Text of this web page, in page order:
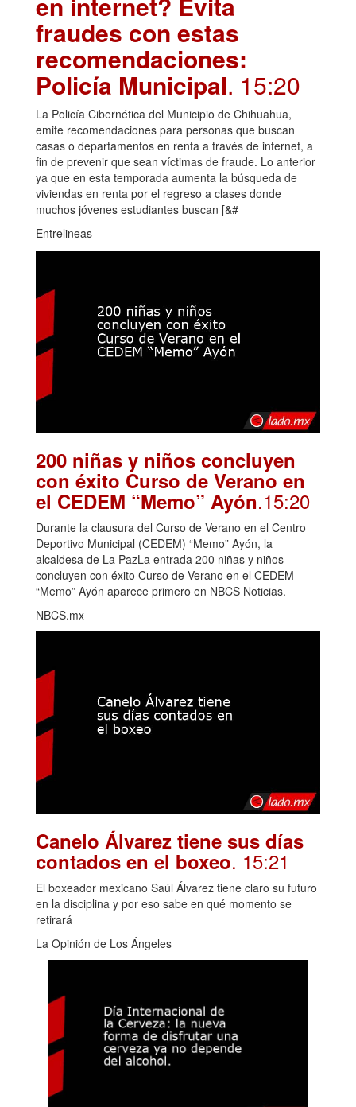
fraudes con estas
recomendaciones:
Policía Municipal. 15:20
La Policía Cibernética del Municipio de Chihuahua,
emite recomendaciones para personas que buscan
casas o departamentos en renta a través de internet, a
fin de prevenir que sean víctimas de fraude. Lo anterior
ya que en esta temporada aumenta la búsqueda de
viviendas en renta por el regreso a clases donde
muchos jóvenes estudiantes buscan [&#
Entrelineas
200 niñas y niños concluyen
con éxito Curso de Verano en
el CEDEM “Memo” Ayón.15:20
Durante la clausura del Curso de Verano en el Centro
Deportivo Municipal (CEDEM) “Memo” Ayón, la
alcaldesa de La PazLa entrada 200 niñas y niños
concluyen con éxito Curso de Verano en el CEDEM
“Memo” Ayón aparece primero en NBCS Noticias.
NBCS.mx
Canelo Álvarez tiene sus días
contados en el boxeo. 15:21
El boxeador mexicano Saúl Álvarez tiene claro su futuro
en la disciplina y por eso sabe en qué momento se
retirará
La Opinión de Los Ángeles